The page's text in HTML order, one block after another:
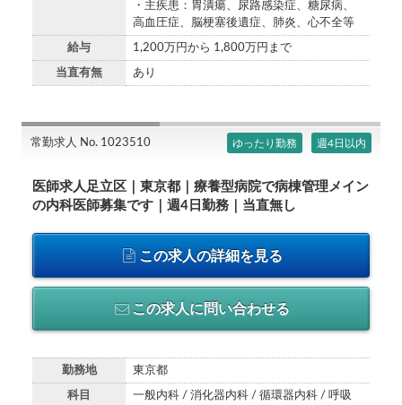
・主疾患：胃潰瘍、尿路感染症、糖尿病、
高血圧症、脳梗塞後遺症、肺炎、心不全等
給与 1,200万円から 1,800万円まで
当直有無 あり
常勤求人 No. 1023510 ゆったり勤務 週4日以内
医師求人足立区｜東京都｜療養型病院で病棟管理メイン
の内科医師募集です｜週4日勤務｜当直無し
この求人の詳細を見る
この求人に問い合わせる
勤務地 東京都
科目
一般内科 / 消化器内科 / 循環器内科 / 呼吸